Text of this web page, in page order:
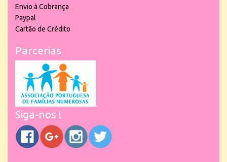
Envio à Cobrança
Paypal
Cartão de Crédito
Parcerias
Siga-nos !